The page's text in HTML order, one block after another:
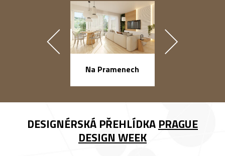
Na Pramenech
DESIGNÉRSKÁ PŘEHLÍDKA PRAGUE
DESIGN WEEK